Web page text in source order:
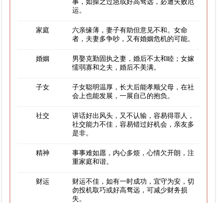
事，如操之过急或好高骛远，必遭失败厄
运。
家庭
六亲缘薄，妻子有助但意见不和。女命
者，夫妻多争吵，又有婚姻危机的可能。
婚姻
男娶克勤固执之妻，婚后不太和睦；女嫁
懦弱寡和之夫，婚后不美满。
子女
子女聪明温厚，长大后能孝顺父母，在社
会上也能发展，一展自己的抱负。
社交
讲话好出风头，又不认输，容易得罪人，
社交能力不佳，容易错过好机会，亲友多
是非。
精神
事事难如愿，内心多烦，心情欠开朗，注
重家庭和谐。
财运
财运不佳，如有一时成功，宜守为安，切
勿投机取巧或好高骛远，可减少财务损
失。